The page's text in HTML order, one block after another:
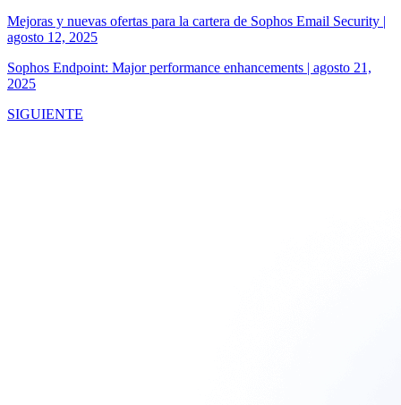
Mejoras y nuevas ofertas para la cartera de Sophos Email Security |
agosto 12, 2025
Sophos Endpoint: Major performance enhancements | agosto 21,
2025
SIGUIENTE